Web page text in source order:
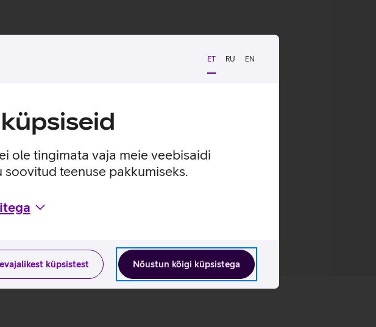
ET RU EN
ole tingimata vaja meie veebisaidi
teenuse pakkumiseks.
Nõustun kõigi küpsistega
küpsistest
100 W kiirlaadimine ja tulevikukindel USB-C ühendus.